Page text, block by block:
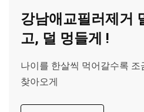
강남애교필러제거
고, 덜 멍들게 !
나이를 한살씩 먹어갈수록
찾아오게